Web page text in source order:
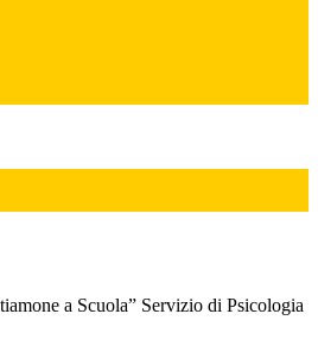
a Scuola” Servizio di Psicologia